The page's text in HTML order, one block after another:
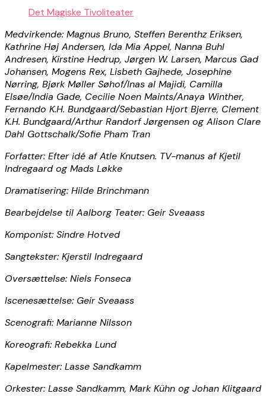
Det Magiske Tivoliteater
Medvirkende: Magnus Bruno, Steffen Berenthz Eriksen,
Kathrine Høj Andersen, Ida Mia Appel, Nanna Buhl
Andresen, Kirstine Hedrup, Jørgen W. Larsen, Marcus Gad
Johansen, Mogens Rex, Lisbeth Gajhede, Josephine
Nørring, Bjørk Møller Søhof/Inas al Majidi, Camilla
Elsøe/India Gade, Cecilie Noen Maints/Anaya Winther,
Fernando K.H. Bundgaard/Sebastian Hjort Bjerre, Clement
K.H. Bundgaard/Arthur Randorf Jørgensen og Alison Clare
Dahl Gottschalk/Sofie Pham Tran
Forfatter: Efter idé af Atle Knutsen. TV-manus af Kjetil
Indregaard og Mads Løkke
Dramatisering: Hilde Brinchmann
Bearbejdelse til Aalborg Teater: Geir Sveaass
Komponist: Sindre Hotved
Sangtekster: Kjerstil Indregaard
Oversættelse: Niels Fonseca
Iscenesættelse: Geir Sveaass
Scenografi: Marianne Nilsson
Koreografi: Rebekka Lund
Kapelmester: Lasse Sandkamm
Orkester: Lasse Sandkamm, Mark Kühn og Johan Klitgaard